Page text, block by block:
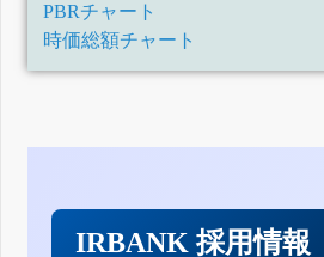
PBRチャート
時価総額チャート
IRBANK 採用情報